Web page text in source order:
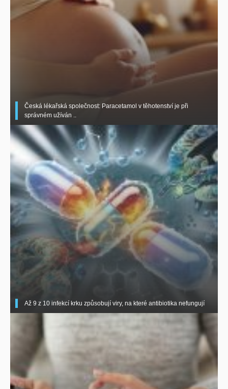
Česká lékařská společnost: Paracetamol v těhotenství je při
správném užíván ..
Až 9 z 10 infekcí krku způsobují viry, na které antibiotika nefungují